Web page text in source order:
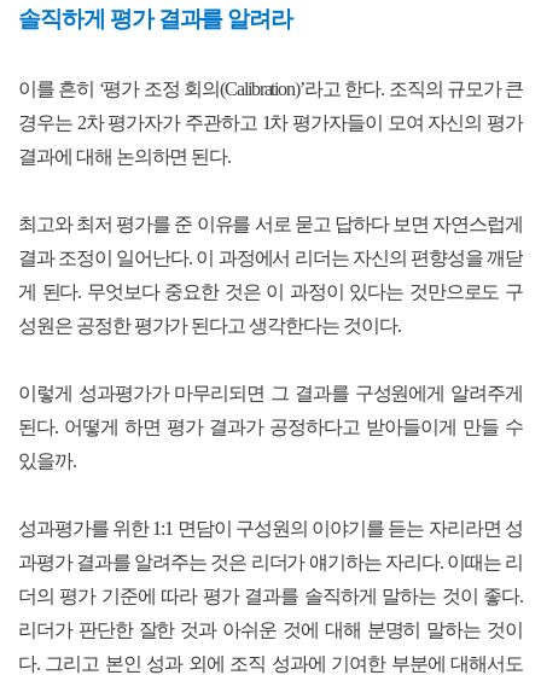
솔직하게 평가 결과를 알려라
이를 흔히 ‘평가 조정 회의(Calibration)’라고 한다. 조직의 규모가 큰
경우는 2차 평가자가 주관하고 1차 평가자들이 모여 자신의 평가
결과에 대해 논의하면 된다.
최고와 최저 평가를 준 이유를 서로 묻고 답하다 보면 자연스럽게
결과 조정이 일어난다. 이 과정에서 리더는 자신의 편향성을 깨닫
게 된다. 무엇보다 중요한 것은 이 과정이 있다는 것만으로도 구
성원은 공정한 평가가 된다고 생각한다는 것이다.
이렇게 성과평가가 마무리되면 그 결과를 구성원에게 알려주게
된다. 어떻게 하면 평가 결과가 공정하다고 받아들이게 만들 수
있을까.
성과평가를 위한 1:1 면담이 구성원의 이야기를 듣는 자리라면 성
과평가 결과를 알려주는 것은 리더가 얘기하는 자리다. 이때는 리
더의 평가 기준에 따라 평가 결과를 솔직하게 말하는 것이 좋다.
리더가 판단한 잘한 것과 아쉬운 것에 대해 분명히 말하는 것이
다. 그리고 본인 성과 외에 조직 성과에 기여한 부분에 대해서도